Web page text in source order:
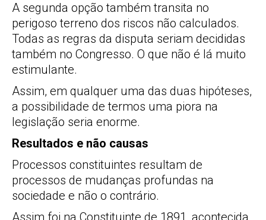
A segunda opção também transita no
perigoso terreno dos riscos não calculados.
Todas as regras da disputa seriam decididas
também no Congresso. O que não é lá muito
estimulante.
Assim, em qualquer uma das duas hipóteses,
a possibilidade de termos uma piora na
legislação seria enorme.
Resultados e não causas
Processos constituintes resultam de
processos de mudanças profundas na
sociedade e não o contrário.
Assim foi na Constituinte de 1891, acontecida